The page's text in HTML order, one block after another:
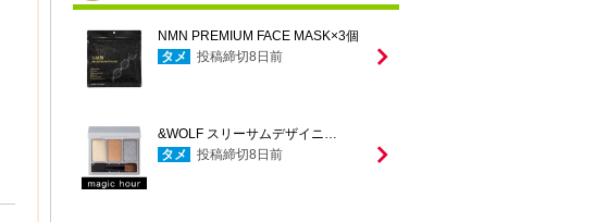
NMN PREMIUM FACE MASK×3個
タメ
投稿締切8 日前
&WOLF スリーサムデザイニ…
タメ
投稿締切8 日前